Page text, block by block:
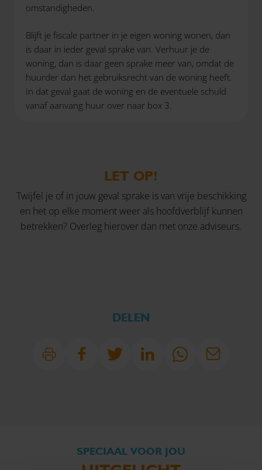
omstandigheden.
Blijft je fiscale partner in je eigen woning wonen, dan
is daar in ieder geval sprake van. Verhuur je de
woning, dan is daar geen sprake meer van, omdat de
huurder dan het gebruiksrecht van de woning heeft.
In dat geval gaat de woning en de eventuele schuld
vanaf aanvang huur over naar box 3.
LET OP!
Twijfel je of in jouw geval sprake is van vrije beschikking
en het op elke moment weer als hoofdverblijf kunnen
betrekken? Overleg hierover dan met onze adviseurs.
DELEN
SPECIAAL VOOR JOU